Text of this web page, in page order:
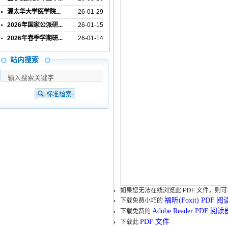
如果您无法在线浏览此 PDF 文件，则
下载免费小巧的 福昕(Foxit) PDF 阅
下载免费的 Adobe Reader PDF 阅读
下载此 PDF 文件
渥太华大学医学院...
26-01-29
2026年国家公派研...
26-01-15
2026年春季学期研...
26-01-14
站内搜索